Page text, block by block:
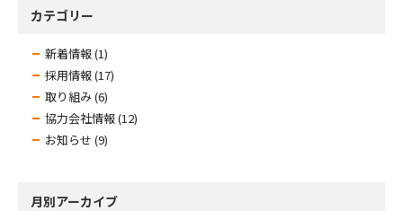
カテゴリー
新着情報 (1)
採用情報 (17)
取り組み (6)
協力会社情報 (12)
お知らせ (9)
月別アーカイブ